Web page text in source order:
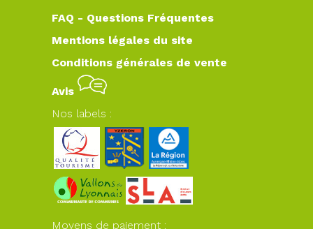
FAQ - Questions Fréquentes
Mentions légales du site
Conditions générales de vente
Avis
Nos labels :
Moyens de paiement :